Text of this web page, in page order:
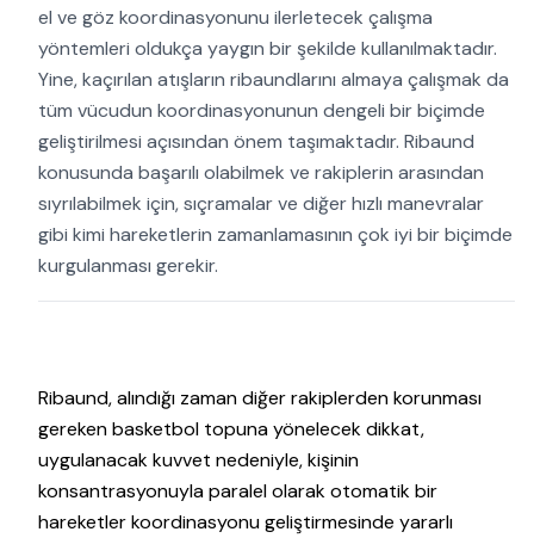
el ve göz koordinasyonunu ilerletecek çalışma
yöntemleri oldukça yaygın bir şekilde kullanılmaktadır.
Yine, kaçırılan atışların ribaundlarını almaya çalışmak da
tüm vücudun koordinasyonunun dengeli bir biçimde
geliştirilmesi açısından önem taşımaktadır. Ribaund
konusunda başarılı olabilmek ve rakiplerin arasından
sıyrılabilmek için, sıçramalar ve diğer hızlı manevralar
gibi kimi hareketlerin zamanlamasının çok iyi bir biçimde
kurgulanması gerekir.
Ribaund, alındığı zaman diğer rakiplerden korunması
gereken basketbol topuna yönelecek dikkat,
uygulanacak kuvvet nedeniyle, kişinin
konsantrasyonuyla paralel olarak otomatik bir
hareketler koordinasyonu geliştirmesinde yararlı